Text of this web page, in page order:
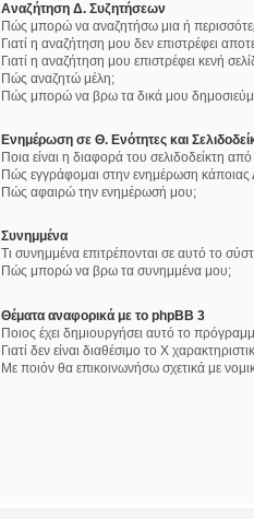
Αναζήτηση Δ. Συζητήσεων
Πώς μπορώ να αναζητήσω μια ή
Γιατί η αναζήτηση μου δεν επιστρέφει
Γιατί η αναζήτηση μου επιστρέφει κενή
Πώς αναζητώ μέλη;
Πώς μπορώ να βρω τα δικά μου
Ενημέρωση σε Θ. Ενότητες και
Ποια είναι η διαφορά του σελιδοδείκτη
Πώς εγγράφομαι στην ενημέρωση
Πώς αφαιρώ την ενημέρωσή μου;
Συνημμένα
Τι συνημμένα επιτρέπονται σε αυτό το
Πώς μπορώ να βρω τα συνημμένα μου;
Θέματα αναφορικά με το phpBB 3
Ποιος έχει δημιουργήσει αυτό το
Γιατί δεν είναι διαθέσιμο το Χ
Με ποιόν θα επικοινωνήσω σχετικά με